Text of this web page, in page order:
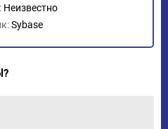
Неизвестно
Sybase